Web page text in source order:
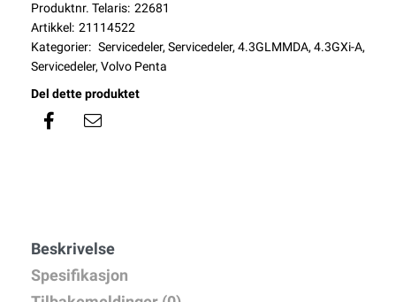
Produktnr. Telaris: 22681
Artikkel: 21114522
Kategorier: Servicedeler, Servicedeler, 4.3GLMMDA, 4.3GXi-A,
Servicedeler, Volvo Penta
Del dette produktet
Beskrivelse
Spesifikasjon